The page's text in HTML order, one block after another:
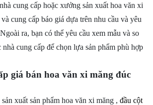
cung cấp hoặc xưởng sản xuất hoa văn xi
cung cấp báo giá dựa trên nhu cầu và yêu
ra, bạn có thể yêu cầu xem mẫu và so
nhà cung cấp để chọn lựa sản phẩm phù hợp
giá bán hoa văn xi măng đúc
xuất sản phẩm hoa văn xi măng , đầu cột